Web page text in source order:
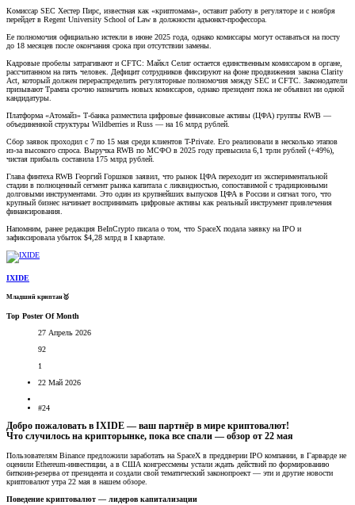
Комиссар SEC Хестер Пирс, известная как «криптомама», оставит работу в регуляторе и с ноября
перейдет в Regent University School of Law в должности адъюнкт-профессора.
Ее полномочия официально истекли в июне 2025 года, однако комиссары могут оставаться на посту
до 18 месяцев после окончания срока при отсутствии замены.
Кадровые пробелы затрагивают и CFTC: Майкл Селиг остается единственным комиссаром в органе,
рассчитанном на пять человек. Дефицит сотрудников фиксируют на фоне продвижения закона Clarity
Act, который должен перераспределить регуляторные полномочия между SEC и CFTC. Законодатели
призывают Трампа срочно назначить новых комиссаров, однако президент пока не объявил ни одной
кандидатуры.
Платформа «Атомайз» Т-банка разместила цифровые финансовые активы (ЦФА) группы RWB —
объединенной структуры Wildberries и Russ — на 16 млрд рублей.
Сбор заявок проходил с 7 по 15 мая среди клиентов T-Private. Его реализовали в несколько этапов
из-за высокого спроса. Выручка RWB по МСФО в 2025 году превысила 6,1 трлн рублей (+49%),
чистая прибыль составила 175 млрд рублей.
Глава финтеха RWB Георгий Горшков заявил, что рынок ЦФА переходит из экспериментальной
стадии в полноценный сегмент рынка капитала с ликвидностью, сопоставимой с традиционными
долговыми инструментами. Это один из крупнейших выпусков ЦФА в России и сигнал того, что
крупный бизнес начинает воспринимать цифровые активы как реальный инструмент привлечения
финансирования.
Напомним, ранее редакция BeInCrypto писала о том, что SpaceX подала заявку на IPO и
зафиксировала убыток $4,28 млрд в I квартале.
IXIDE
Младший криптан🥇
Top Poster Of Month
27 Апрель 2026
92
1
22 Май 2026
#24
Добро пожаловать в IXIDE — ваш партнёр в мире криптовалют!
Что случилось на крипторынке, пока все спали — обзор от 22 мая​
Пользователям Binance предложили заработать на SpaceX в преддверии IPO компании, в Гарварде не
оценили Ethereum-инвестиции, а в США конгрессмены устали ждать действий по формированию
биткоин-резерва от президента и создали свой тематический законопроект — эти и другие новости
криптовалют утра 22 мая в нашем обзоре.
Поведение криптовалют — лидеров капитализации